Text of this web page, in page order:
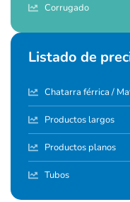
Corrugado
Listado de
Chatarra férrica /
Productos largos
Productos planos
Tubos